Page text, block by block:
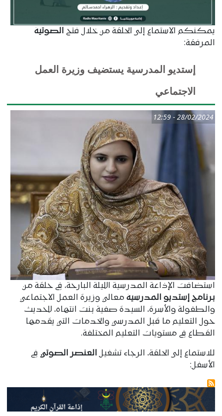
يمكنكم الاستماع إلى الحلقة من خلال فتح الصوتية
المرفقة:
إستديو المدرسية يستضيف وزيرة العمل
الاجتماعي
28/02/2024 - 12:59
استضافت الإذاعة المدرسية الليلة البارحة، في حلقة من
برنامج إستديو المدرسية معالي وزيرة العمل الاجتماعي
والطفولة والأسرة، السيدة صفية بنت انتهاه، للحديث
حول التعليم ما قبل المدرسي والخدمات التي يقدمها
القطاع في مستويات التعليم المختلفة.
للاستماع إلى الحلقة، الرجاء تشغيل العنصر الصوتي في
الأسفل: